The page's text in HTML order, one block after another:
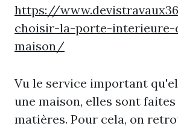
https://
choisir-la-porte-interieure-
maison/
Vu le service important
une maison, elles sont
matières. Pour cela, on